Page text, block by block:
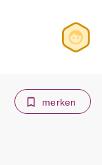
Registrieren
merken